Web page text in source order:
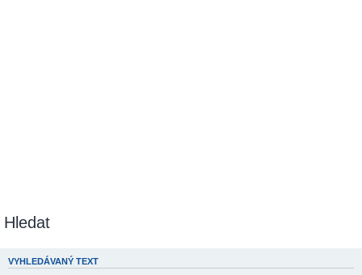
Hledat
VYHLEDÁVANÝ TEXT